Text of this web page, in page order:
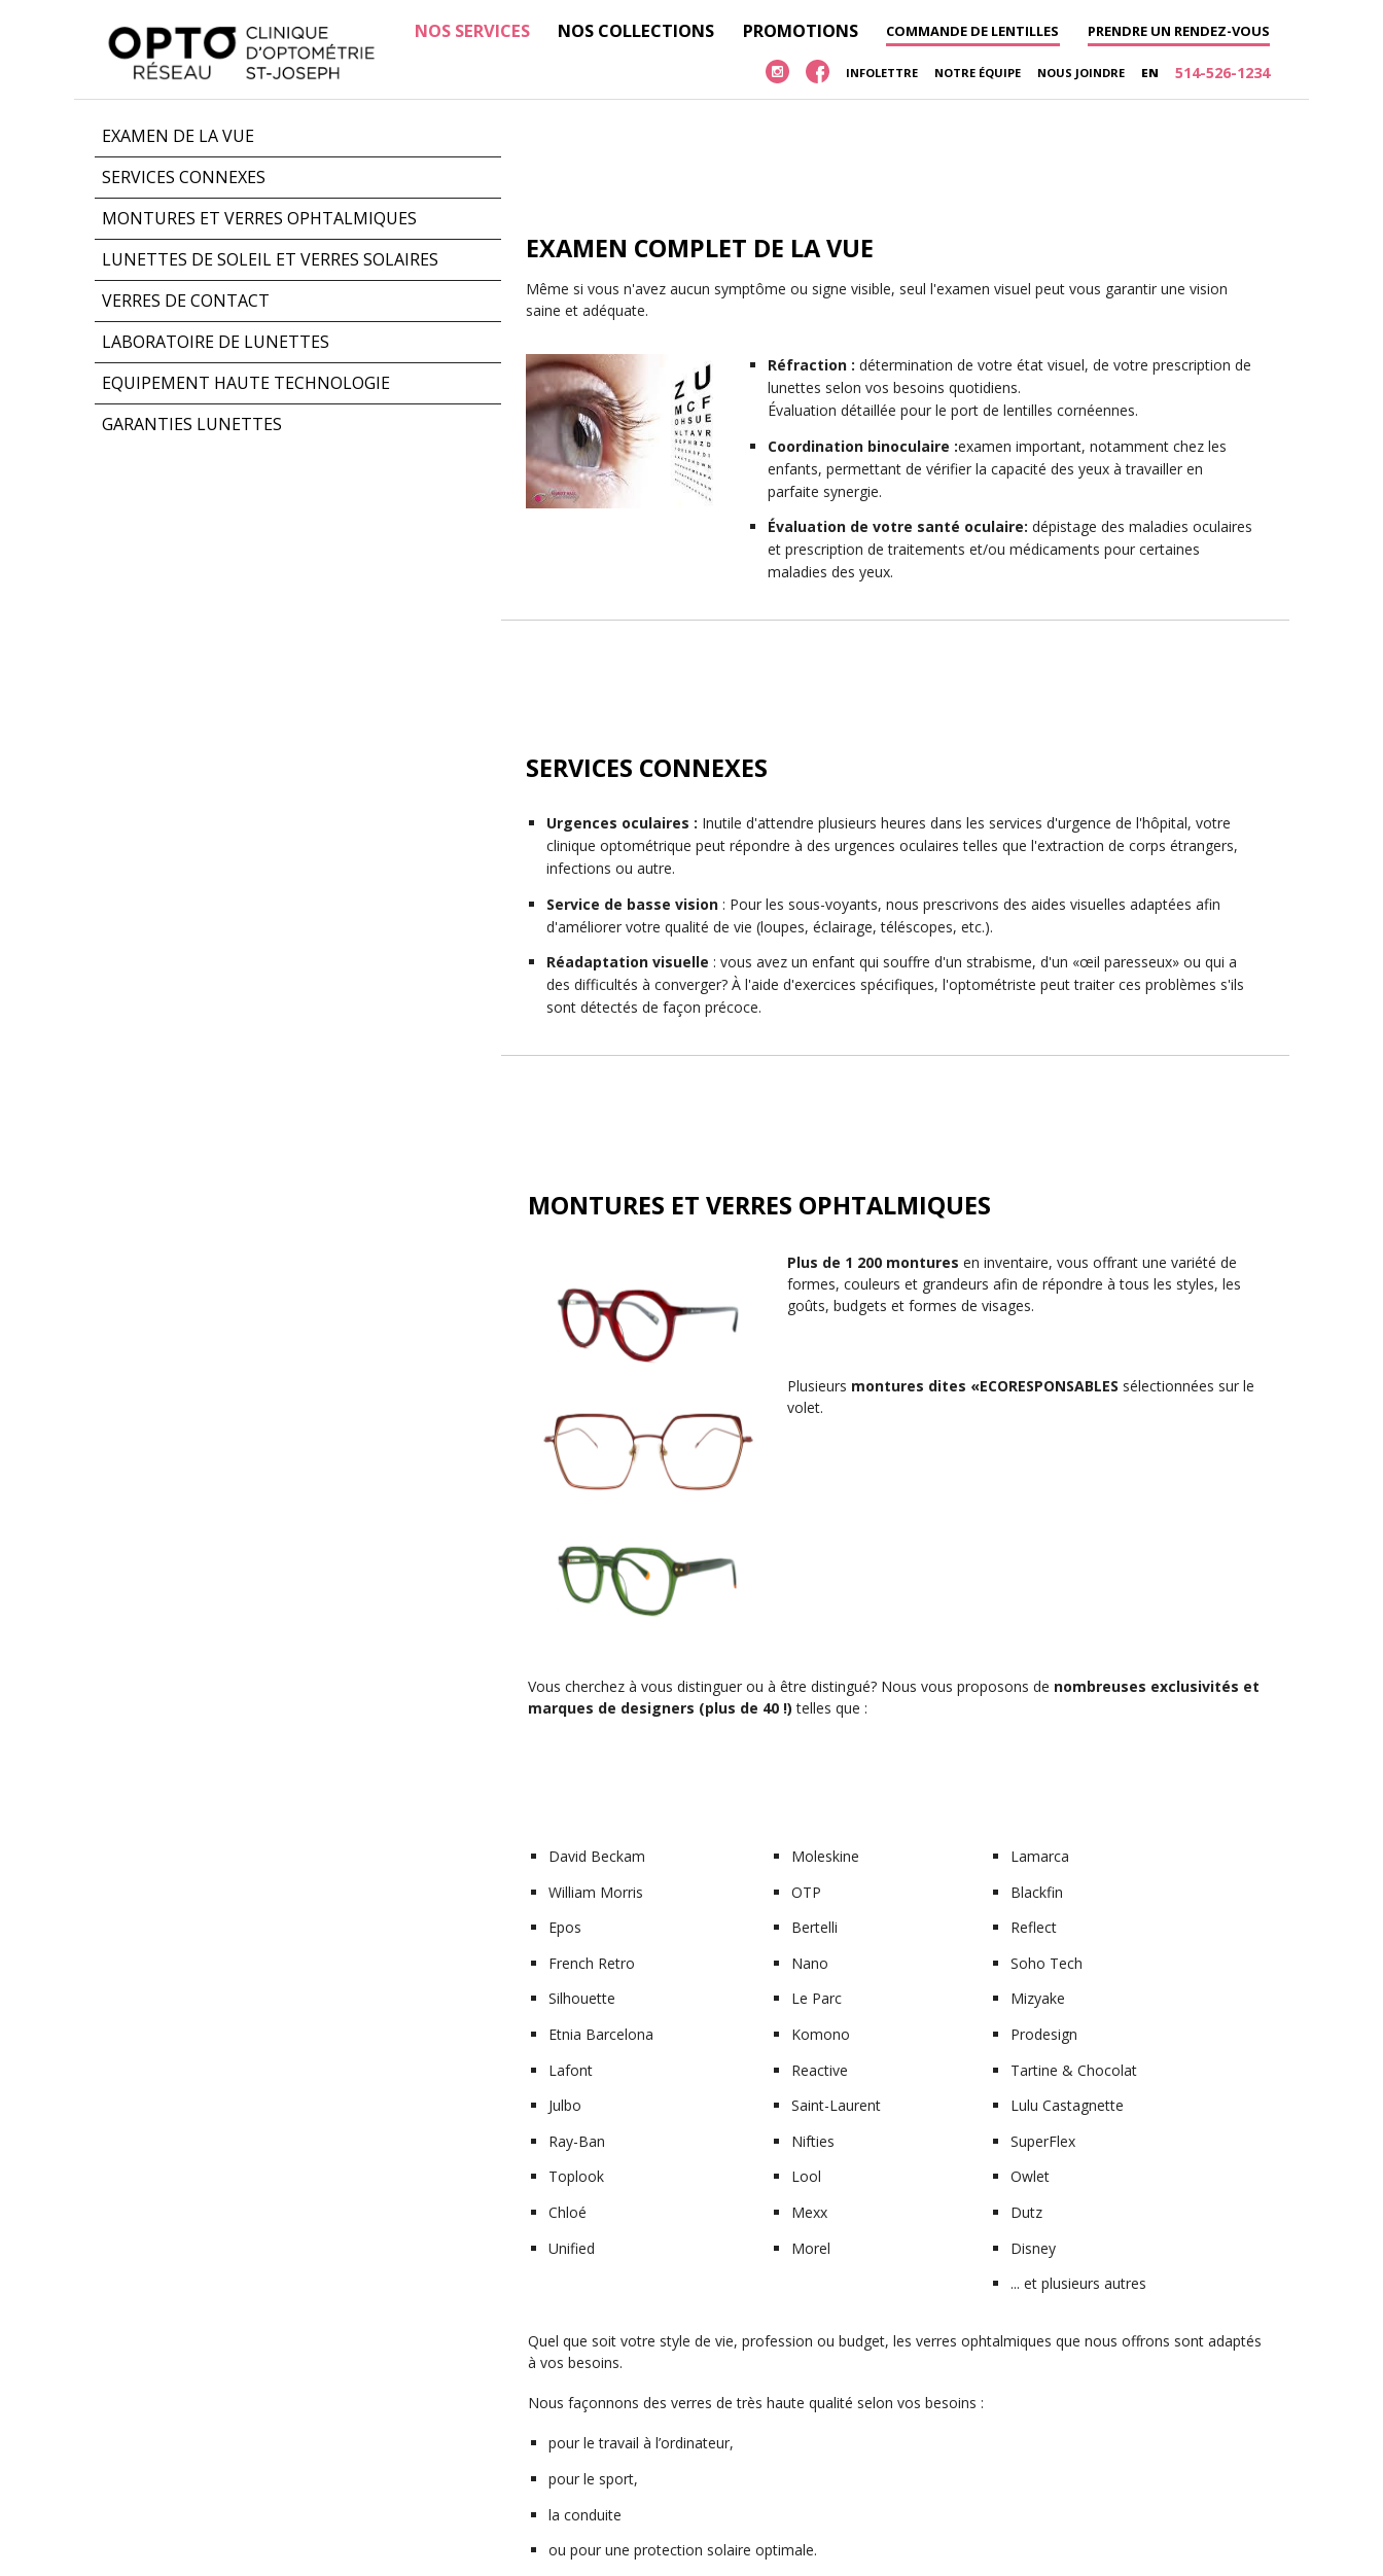
NOS SERVICES NOS COLLECTIONS PROMOTIONS COMMANDE DE LENTILLES PRENDRE UN RENDEZ-VOUS
INFOLETTRE NOTRE ÉQUIPE NOUS JOINDRE EN 514-526-1234
EXAMEN DE LA VUE
SERVICES CONNEXES
MONTURES ET VERRES OPHTALMIQUES
LUNETTES DE SOLEIL ET VERRES SOLAIRES
VERRES DE CONTACT
LABORATOIRE DE LUNETTES
EQUIPEMENT HAUTE TECHNOLOGIE
GARANTIES LUNETTES
EXAMEN COMPLET DE LA VUE
Même si vous n'avez aucun symptôme ou signe visible, seul l'examen visuel peut vous garantir une vision
saine et adéquate.
Réfraction : détermination de votre état visuel, de votre prescription de
lunettes selon vos besoins quotidiens.
Évaluation détaillée pour le port de lentilles cornéennes.
Coordination binoculaire :examen important, notamment chez les
enfants, permettant de vérifier la capacité des yeux à travailler en
parfaite synergie.
Évaluation de votre santé oculaire: dépistage des maladies oculaires
et prescription de traitements et/ou médicaments pour certaines
maladies des yeux.
SERVICES CONNEXES
Urgences oculaires : Inutile d'attendre plusieurs heures dans les services d'urgence de l'hôpital, votre
clinique optométrique peut répondre à des urgences oculaires telles que l'extraction de corps étrangers,
infections ou autre.
Service de basse vision : Pour les sous-voyants, nous prescrivons des aides visuelles adaptées afin
d'améliorer votre qualité de vie (loupes, éclairage, téléscopes, etc.).
Réadaptation visuelle : vous avez un enfant qui souffre d'un strabisme, d'un «œil paresseux» ou qui a
des difficultés à converger? À l'aide d'exercices spécifiques, l'optométriste peut traiter ces problèmes s'ils
sont détectés de façon précoce.
MONTURES ET VERRES OPHTALMIQUES
Plus de 1 200 montures en inventaire, vous offrant une variété de
formes, couleurs et grandeurs afin de répondre à tous les styles, les
goûts, budgets et formes de visages.
Plusieurs montures dites «ECORESPONSABLES sélectionnées sur le
volet.
Vous cherchez à vous distinguer ou à être distingué? Nous vous proposons de nombreuses exclusivités et
marques de designers (plus de 40 !)telles que :
David Beckam
William Morris
Epos
French Retro
Silhouette
Etnia Barcelona
Lafont
Julbo
Ray-Ban
Toplook
Chloé
Unified
Moleskine
OTP
Bertelli
Nano
Le Parc
Komono
Reactive
Saint-Laurent
Nifties
Lool
Mexx
Morel
Lamarca
Blackfin
Reflect
Soho Tech
Mizyake
Prodesign
Tartine & Chocolat
Lulu Castagnette
SuperFlex
Owlet
Dutz
Disney
... et plusieurs autres
Quel que soit votre style de vie, profession ou budget, les verres ophtalmiques que nous offrons sont adaptés
à vos besoins.
Nous façonnons des verres de très haute qualité selon vos besoins :
pour le travail à l’ordinateur,
pour le sport,
la conduite
ou pour une protection solaire optimale.